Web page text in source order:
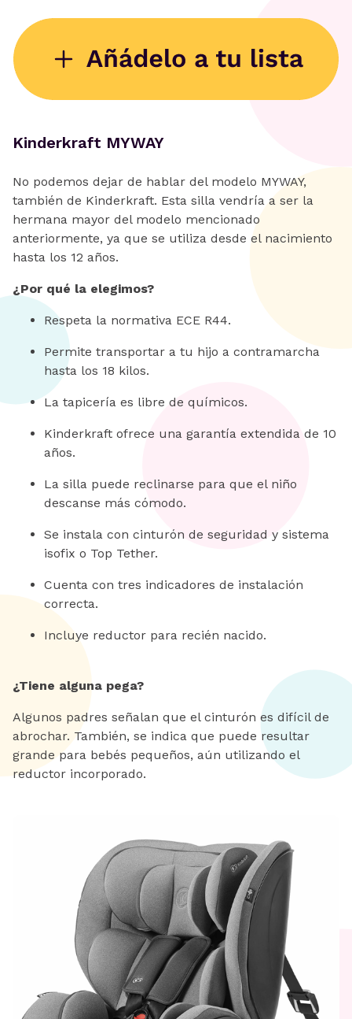
Kinderkraft MYWAY
No podemos dejar de hablar del modelo MYWAY,
también de Kinderkraft. Esta silla vendría a ser la
hermana mayor del modelo mencionado
anteriormente, ya que se utiliza desde el nacimiento
hasta los 12 años.
¿Por qué la elegimos?
Respeta la normativa ECE R44.
Permite transportar a tu hijo a contramarcha
hasta los 18 kilos.
La tapicería es libre de químicos.
Kinderkraft ofrece una garantía extendida de 10
años.
La silla puede reclinarse para que el niño
descanse más cómodo.
Se instala con cinturón de seguridad y sistema
isofix o Top Tether.
Cuenta con tres indicadores de instalación
correcta.
Incluye reductor para recién nacido.
¿Tiene alguna pega?
Algunos padres señalan que el cinturón es difícil de
abrochar. También, se indica que puede resultar
grande para bebés pequeños, aún utilizando el
reductor incorporado.